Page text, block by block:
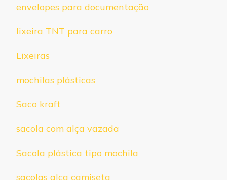
envelopes para documentação
lixeira TNT para carro
Lixeiras
mochilas plásticas
Saco kraft
sacola com alça vazada
Sacola plástica tipo mochila
sacolas alça camiseta